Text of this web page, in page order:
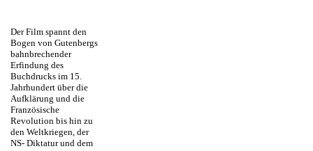
Der Film spannt den
Bogen von Gutenbergs
bahnbrechender
Erfindung des
Buchdrucks im 15.
Jahrhundert über die
Aufklärung und die
Französische
Revolution bis hin zu
den Weltkriegen, der
NS- Diktatur und dem